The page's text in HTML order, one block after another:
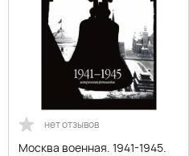
нет отзывов
Москва военная. 1941-1945.